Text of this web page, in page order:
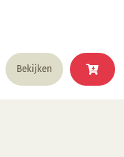
Bekijken